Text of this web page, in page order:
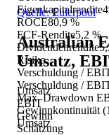
Eigenkapitalrendite
ROCE80,9 %
FCF-Rendite5,2 %
Dividendenrendite
Risiko
Verschuldung /
Verschuldung /
Max. Drawdown
Gewinnkontinuität
Umsatz
Quelle: Eulerpool
Australian
Umsatz,
Umsatz
EBIT
Gewinn
Schätzung